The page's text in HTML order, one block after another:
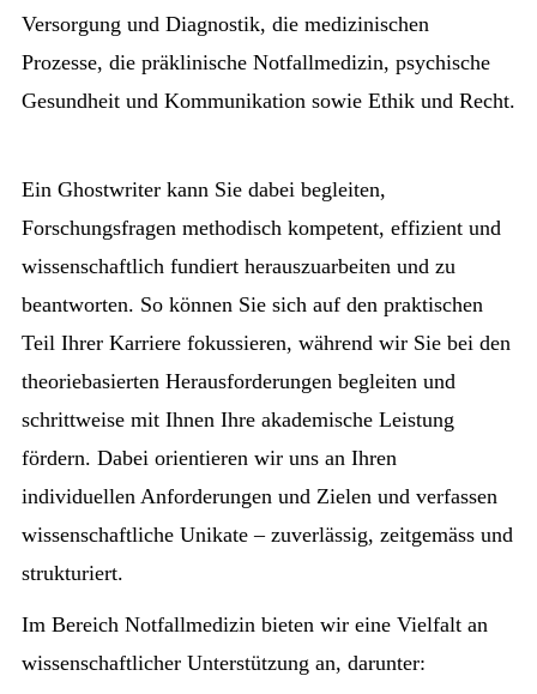
Versorgung und Diagnostik, die medizinischen
Prozesse, die präklinische Notfallmedizin, psychische
Gesundheit und Kommunikation sowie Ethik und Recht.
Ein Ghostwriter kann Sie dabei begleiten,
Forschungsfragen methodisch kompetent, effizient und
wissenschaftlich fundiert herauszuarbeiten und zu
beantworten. So können Sie sich auf den praktischen
Teil Ihrer Karriere fokussieren, während wir Sie bei den
theoriebasierten Herausforderungen begleiten und
schrittweise mit Ihnen Ihre akademische Leistung
fördern. Dabei orientieren wir uns an Ihren
individuellen Anforderungen und Zielen und verfassen
wissenschaftliche Unikate – zuverlässig, zeitgemäss und
strukturiert.
Im Bereich Notfallmedizin bieten wir eine Vielfalt an
wissenschaftlicher Unterstützung an, darunter: